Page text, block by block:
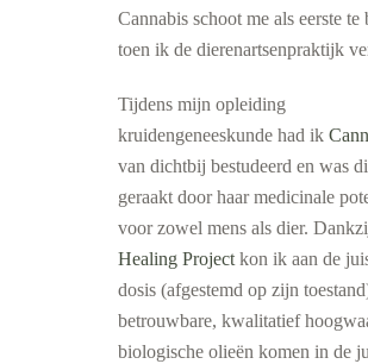
Cannabis schoot me als eerste te
toen ik de dierenartsenpraktijk
Tijdens mijn opleiding
kruidengeneeskunde had ik
van dichtbij bestudeerd en was
geraakt door haar medicinale
voor zowel mens als dier.
Healing Project kon ik aan de
dosis (afgestemd op zijn
betrouwbare, kwalitatief
biologische olieën komen in de